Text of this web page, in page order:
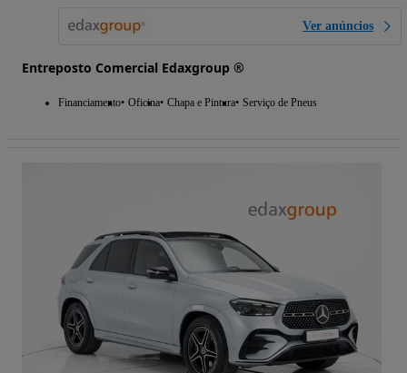
Ver anúncios
Entreposto Comercial Edaxgroup ®
Financiamento Oficina Chapa e Pintura Serviço de Pneus